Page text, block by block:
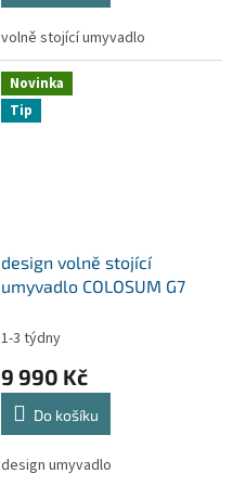
volně stojící umyvadlo
Novinka
Tip
design volně stojící
umyvadlo COLOSUM G7
1-3 týdny
9 990 Kč
Do košíku
design umyvadlo